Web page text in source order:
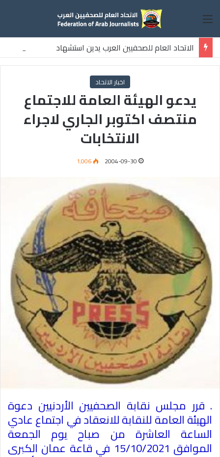
القائمة
الاتحاد العام للصحفيين العرب يدين استشهاد
ثلاثة صحفيين فلسطينيين باستهداف إسرائيلي وسط قطاع غزة
اخبار الاتحاد
يدعو الهيئة العامة للاجتماع
منتصف اكتوبر الجاري لاجراء
الانتخابات
2004-09-30 1٬006
. قرر مجلس نقابة الصحفيين الأردنيين دعوة
الهيئة العامة للنقابة للانعقاد في اجتماع عادي
الساعة العاشرة من صباح يوم الجمعة
الموافق 15/10/2021 في قاعة عمان الكبرى